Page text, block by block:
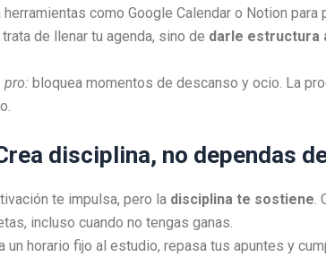
herramientas como Google Calendar o Notion
trata de llenar tu agenda, sino de darle estructura
pro: bloquea momentos de descanso y ocio. La
disciplina, no dependas
te impulsa, pero la disciplina te sostiene.
incluso cuando no tengas ganas.
un horario fijo al estudio, repasa tus apuntes y